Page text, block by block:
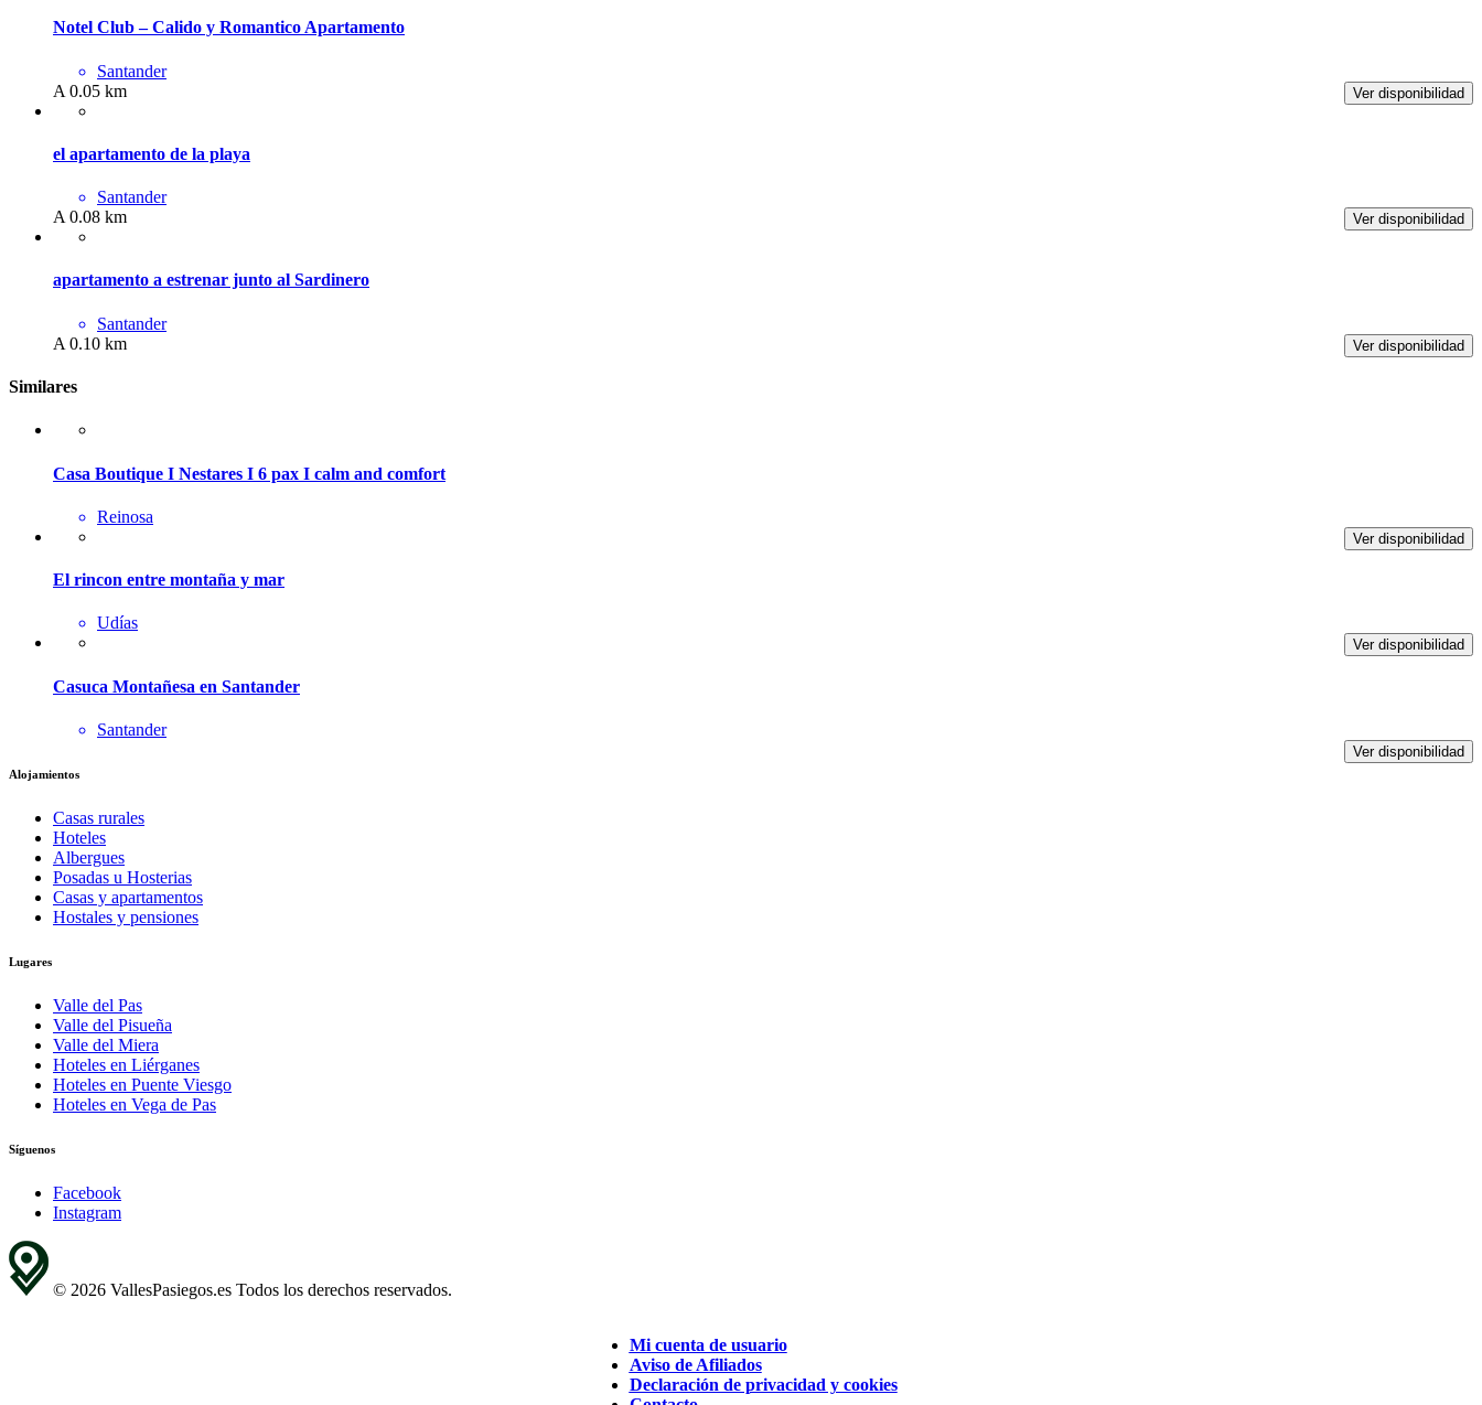
Notel Club – Calido y Romantico Apartamento
Santander
Ver disponibilidad
A 0.05 km
el apartamento de la playa
Santander
Ver disponibilidad
A 0.08 km
apartamento a estrenar junto al Sardinero
Santander
Ver disponibilidad
A 0.10 km
Similares
Casa Boutique I Nestares I 6 pax I calm and comfort
Reinosa
Ver disponibilidad
El rincon entre montaña y mar
Udías
Ver disponibilidad
Casuca Montañesa en Santander
Santander
Ver disponibilidad
Alojamientos
Casas rurales
Hoteles
Albergues
Posadas u Hosterias
Casas y apartamentos
Hostales y pensiones
Lugares
Valle del Pas
Valle del Pisueña
Valle del Miera
Hoteles en Liérganes
Hoteles en Puente Viesgo
Hoteles en Vega de Pas
Síguenos
Facebook
Instagram
© 2026 VallesPasiegos.es Todos los derechos reservados.
Mi cuenta de usuario
Aviso de Afiliados
Declaración de privacidad y cookies